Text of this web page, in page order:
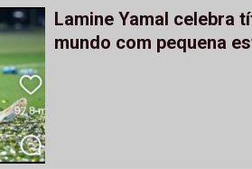
Lamine Yamal celebra
mundo com pequena